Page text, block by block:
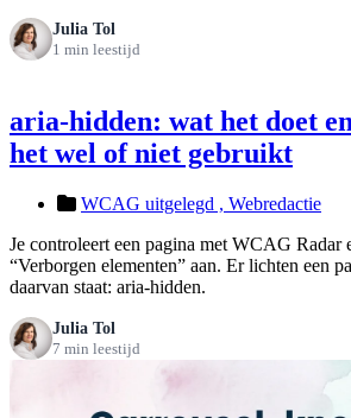
Julia Tol
1 min leestijd
aria-hidden: wat het doet
het wel of niet gebruikt
WCAG uitgelegd , Webredactie
Je controleert een pagina met WCAG Radar
“Verborgen elementen” aan. Er lichten een
daarvan staat: aria-hidden.
Julia Tol
7 min leestijd